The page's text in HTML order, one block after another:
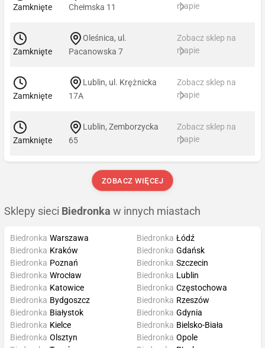
Zamknięte
Chełmska 11
mapie
Zamknięte
Oleśnica, ul.
Pacanowska 7
Zobacz sklep na
mapie
Zamknięte
Lublin, ul. Krężnicka
17A
Zobacz sklep na
mapie
Zamknięte
Lublin, Zemborzycka
65
Zobacz sklep na
mapie
ZOBACZ WIĘCEJ
Sklepy sieci Biedronka w innych miastach
Biedronka Warszawa
Biedronka Kraków
Biedronka Poznań
Biedronka Wrocław
Biedronka Łódź
Biedronka Gdańsk
Biedronka Szczecin
Biedronka Lublin
Biedronka Katowice
Biedronka Bydgoszcz
Biedronka Białystok
Biedronka Kielce
Biedronka Częstochowa
Biedronka Rzeszów
Biedronka Gdynia
Biedronka Bielsko-Biała
Biedronka Olsztyn
Biedronka Opole